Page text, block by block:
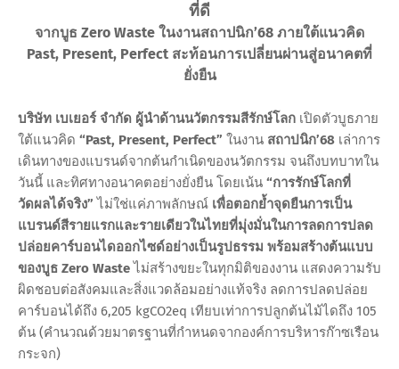
ที่ดี
จากบูธ Zero Waste ในงานสถาปนิก’68 ภายใต้แนวคิด
Past, Present, Perfect สะท้อนการเปลี่ยนผ่านสู่อนาคตที่
ยั่งยืน
บริษัท เบเยอร์ จำกัด ผู้นำด้านนวัตกรรมสีรักษ์โลก เปิดตัวบูธภาย
ใต้แนวคิด “Past, Present, Perfect” ในงาน สถาปนิก’68 เล่าการ
เดินทางของแบรนด์จากต้นกำเนิดของนวัตกรรม จนถึงบทบาทใน
วันนี้ และทิศทางอนาคตอย่างยั่งยืน โดยเน้น “การรักษ์โลกที่
วัดผลได้จริง”ไม่ใช่แค่ภาพลักษณ์ เพื่อตอกย้ำจุดยืนการเป็น
แบรนด์สีรายแรกและรายเดียวในไทยที่มุ่งมั่นในการลดการปลด
ปล่อยคาร์บอนไดออกไซด์อย่างเป็นรูปธรรม พร้อมสร้างต้นแบบ
ของบูธ Zero Wasteไม่สร้างขยะในทุกมิติของงาน แสดงความรับ
ผิดชอบต่อสังคมและสิ่งแวดล้อมอย่างแท้จริง ลดการปลดปล่อย
คาร์บอนได้ถึง 6,205 kgCO2eq เทียบเท่าการปลูกต้นไม้ไดถึง 105
ต้น (คำนวณด้วยมาตรฐานที่กำหนดจากองค์การบริหารก๊าซเรือน
กระจก)